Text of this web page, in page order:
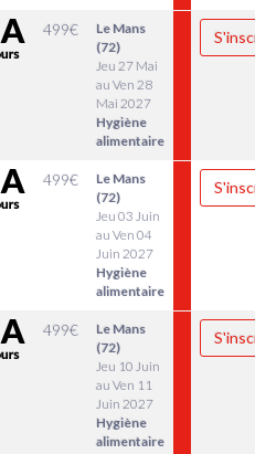
499€
Le Mans
(72)
Jeu 27 Mai
au Ven 28
Mai 2027
Hygiène
alimentaire
499€
Le Mans
(72)
Jeu 03 Juin
au Ven 04
Juin 2027
Hygiène
alimentaire
499€
Le Mans
(72)
Jeu 10 Juin
au Ven 11
Juin 2027
Hygiène
alimentaire